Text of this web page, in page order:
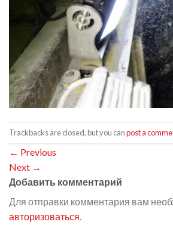
Trackbacks are closed, but you canpost a
← Previous
Next →
Добавить комментарий
Для отправки комментария вам
авторизоваться.